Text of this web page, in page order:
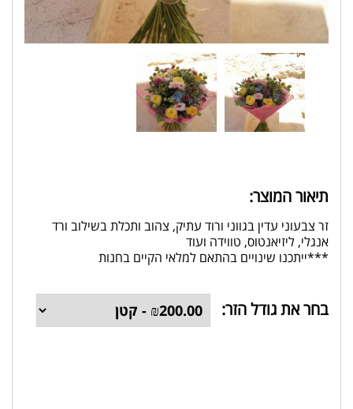
תיאור המוצר:
זר צבעוני עדין בגווני ורוד עתיק, צהוב ותכלת בשילוב ורד
אנגלי, ליזיאנטוס, טווידה ועוד
***ייתכנו שינויים בהתאם למלאי הקיים בחנות
בחר את גודל הזר: